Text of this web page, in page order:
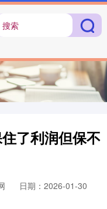
了利润但保不
日期：2026-01-30